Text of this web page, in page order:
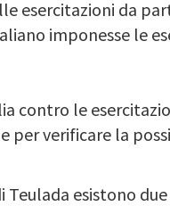
esercitazioni da
imponesse le
contro le
per verificare la
esistono due